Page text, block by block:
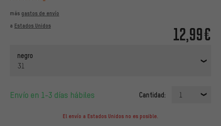
12,99€
más gastos de envío
a Estados Unidos
negro
31
Envío en 1-3 días hábiles Cantidad: 1
El envío a Estados Unidos no es posible.